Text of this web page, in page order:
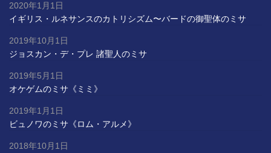
イギリス・ルネサンスのカトリシズム〜バードの御聖体のミサ
2020年1月1日
ジョスカン・デ・プレ 諸聖人のミサ
2019年10月1日
オケゲムのミサ《ミミ》
2019年5月1日
ビュノワのミサ《ロム・アルメ》
2019年1月1日
2018年10月1日